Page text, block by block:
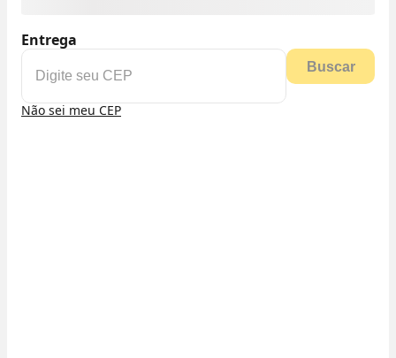
Entrega
Buscar
Não sei meu CEP